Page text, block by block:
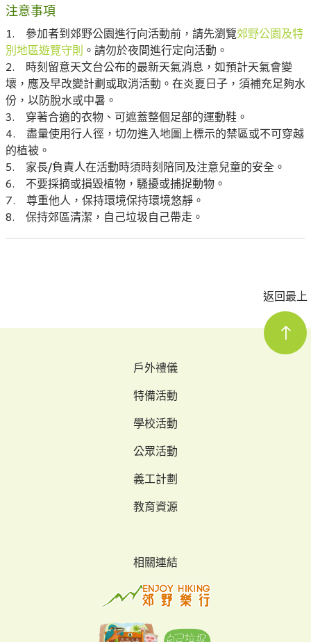
注意事項
1. 參加者到郊野公園進行向活動前，請先瀏覽郊野公園及特
別地區遊覽守則 。請勿於夜間進行定向活動。
2. 時刻留意天文台公布的最新天氣消息，如預計天氣會變
壞，應及早改變計劃或取消活動。在炎夏日子，須補充足夠水
份，以防脫水或中暑。
3. 穿著合適的衣物、可遮蓋整個足部的運動鞋。
4. 盡量使用行人徑，切勿進入地圖上標示的禁區或不可穿越
的植被。
5. 家長/負責人在活動時須時刻陪同及注意兒童的安全。
6. 不要採摘或損毀植物，騷擾或捕捉動物。
7. 尊重他人，保持環境保持環境悠靜。
8. 保持郊區清潔，自己垃圾自己帶走。
返回最上
戶外禮儀
特備活動
學校活動
公眾活動
義工計劃
教育資源
相關連結